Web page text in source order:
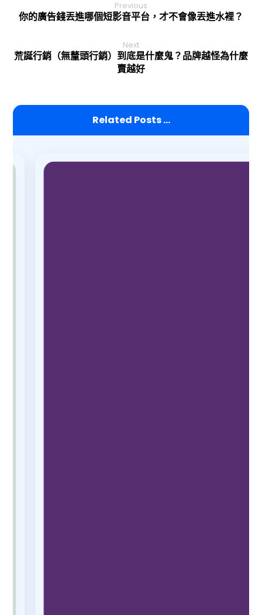
Previous
你的廣告錢丟進哪個短影音平台，才不會像丟進水裡？
Next
荒誕行銷（無釐頭行銷）到底是什麼鬼？品牌越怪為什麼
賣越好
Related Posts ...